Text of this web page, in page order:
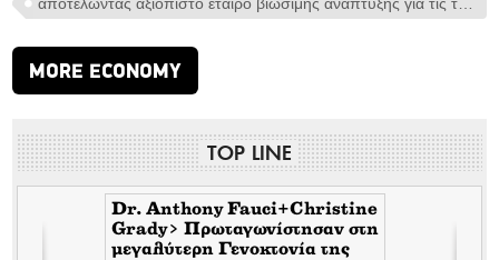
MORE ECONOMY
TOP LINE
Dr. Anthony Fauci+Christine
Grady> Πρωταγωνίστησαν στη
μεγαλύτερη Γενοκτονία της